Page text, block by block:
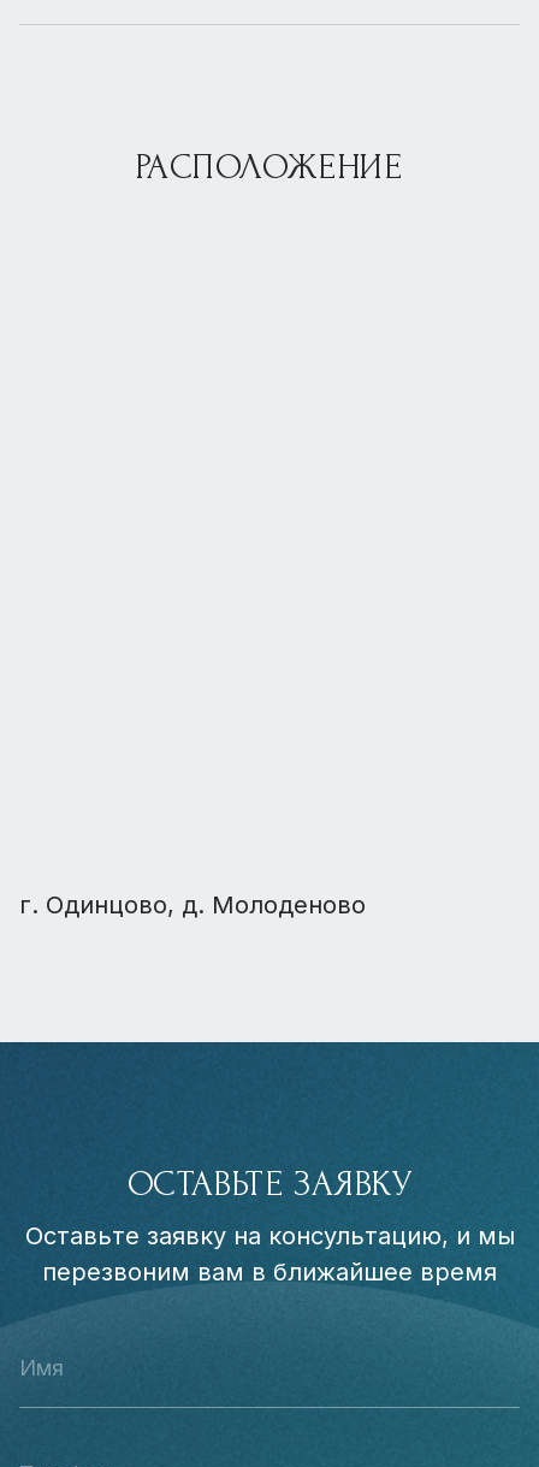
РАСПОЛОЖЕНИЕ
г. Одинцово, д. Молоденово
ОСТАВЬТЕ ЗАЯВКУ
Оставьте заявку на консультацию, и мы
перезвоним вам в ближайшее время